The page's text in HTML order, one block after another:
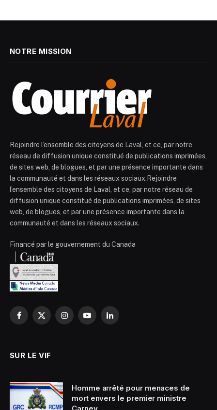
NOTRE MISSION
Rejoindre l’ensemble des citoyens de Laval, et ce, par notre
réseau de diffusion unique constitué de publications imprimées,
de sites web, de blogues, et par une présence importante dans
la communauté et dans les réseaux sociaux.Rejoindre
l’ensemble des citoyens de Laval, et ce, par notre réseau de
diffusion unique constitué de publications imprimées, de sites
web, de blogues, et par une présence importante dans la
communauté et dans les réseaux sociaux.
Financé par le gouvernement du Canada
Facebook
X
InstagramYouTubeLinkedIn
SUR LE VIF
Homme arrêté pour menaces de
mort envers le premier ministre
Carney